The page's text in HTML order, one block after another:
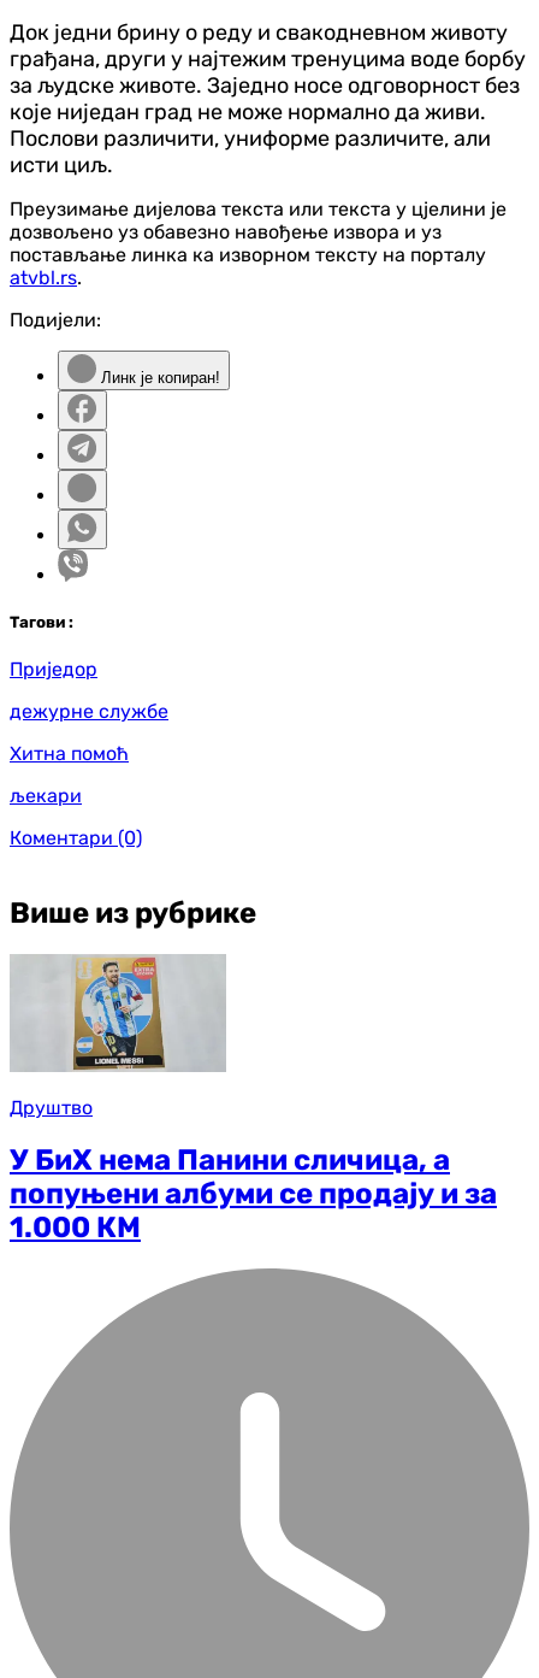
Док једни брину о реду и свакодневном животу
грађана, други у најтежим тренуцима воде борбу
за људске животе. Заједно носе одговорност без
које ниједан град не може нормално да живи.
Послови различити, униформе различите, али
исти циљ.
Преузимање дијелова текста или текста у цјелини је
дозвољено уз обавезно навођење извора и уз
постављање линка ка изворном тексту на порталу
atvbl.rs.
Подијели:
Линк је копиран!
Тагови :
Приједор
дежурне службе
Хитна помоћ
љекари
Коментари (0)
Више из рубрике
Друштво
У БиХ нема Панини сличица, а
попуњени албуми се продају и за
1.000 КМ